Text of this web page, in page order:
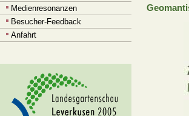
Medienresonanzen
Besucher-Feedback
Anfahrt